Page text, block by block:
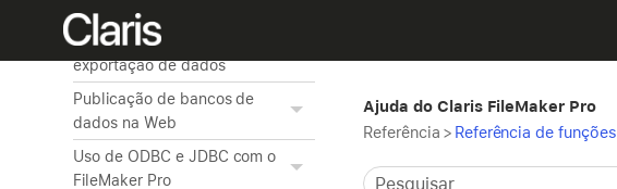
Gravação, importação e
exportação de dados
Publicação de bancos de
dados na Web
Uso de ODBC e JDBC com o
FileMaker Pro
Ajuda do Claris FileMaker Pro
Referência > Referência de funções